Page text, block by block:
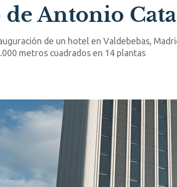
de Antonio
de un hotel en Valdebebas,
metros cuadrados en 14 plantas